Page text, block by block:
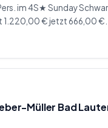
im 4S★ Sunday
1.220,00 € jetzt 666,00 €.
Müller Bad